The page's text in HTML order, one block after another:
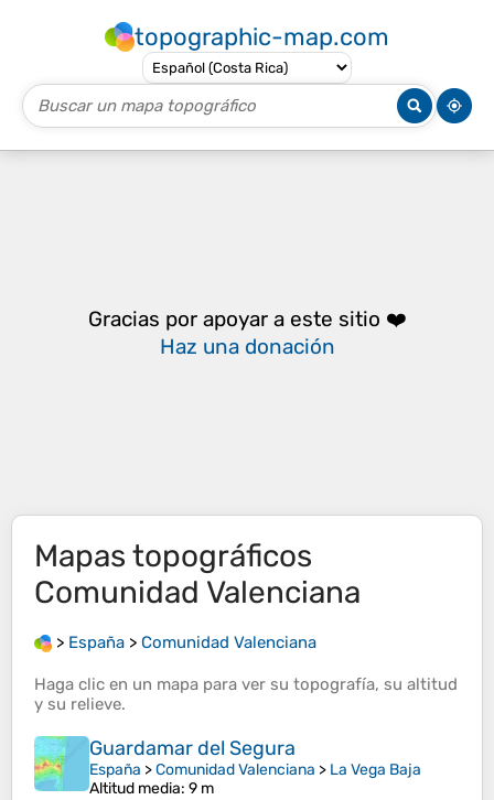
topographic-map.com
Gracias por apoyar a este sitio ❤️
Haz una donación
Mapas topográficos
Comunidad Valenciana
> España > Comunidad Valenciana
Haga clic en un mapa para ver su topografía, su altitud
y su relieve.
Guardamar del Segura
España >Comunidad Valenciana > La Vega Baja
Altitud media: 9 m